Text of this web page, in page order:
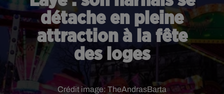
détache en pleine
attraction à la fête
des loges
Crédit image: TheAndrasBarta